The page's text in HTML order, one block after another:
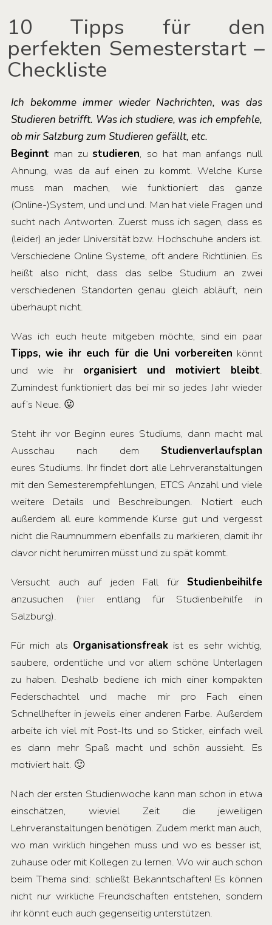
10 Tipps für den
perfekten Semesterstart –
Checkliste
Ich bekomme immer wieder Nachrichten, was das
Studieren betrifft. Was ich studiere, was ich empfehle,
ob mir Salzburg zum Studieren gefällt, etc.
Beginnt man zustudieren, so hat man anfangs null
Ahnung, was da auf einen zu kommt. Welche Kurse
muss man machen, wie funktioniert das ganze
(Online-)System, und und und. Man hat viele Fragen und
sucht nach Antworten. Zuerst muss ich sagen, dass es
(leider) an jeder Universität bzw. Hochschuhe anders ist.
Verschiedene Online Systeme, oft andere Richtlinien. Es
heißt also nicht, dass das selbe Studium an zwei
verschiedenen Standorten genau gleich abläuft, nein
überhaupt nicht.
Was ich euch heute mitgeben möchte, sind ein paar
Tipps, wie ihr euch für die Uni vorbereiten könnt
und wie ihr organisiert und motiviert bleibt.
Zumindest funktioniert das bei mir so jedes Jahr wieder
auf’s Neue. 😛
Steht ihr vor Beginn eures Studiums, dann macht mal
Ausschau nach dem Studienverlaufsplan
eures Studiums. Ihr findet dort alle Lehrveranstaltungen
mit den Semesterempfehlungen, ETCS Anzahl und viele
weitere Details und Beschreibungen. Notiert euch
außerdem all eure kommende Kurse gut und vergesst
nicht die Raumnummern ebenfalls zu markieren, damit ihr
davor nicht herumirren müsst und zu spät kommt.
Versucht auch auf jeden Fall für Studienbeihilfe
anzusuchen (hierentlang für Studienbeihilfe in
Salzburg).
Für mich als Organisationsfreakist es sehr wichtig,
saubere, ordentliche und vor allem schöne Unterlagen
zu haben. Deshalb bediene ich mich einer kompakten
Federschachtel und mache mir pro Fach einen
Schnellhefter in jeweils einer anderen Farbe. Außerdem
arbeite ich viel mit Post-Its und so Sticker, einfach weil
es dann mehr Spaß macht und schön aussieht. Es
motiviert halt. 🙂
Nach der ersten Studienwoche kann man schon in etwa
einschätzen, wieviel Zeit die jeweiligen
Lehrveranstaltungen benötigen. Zudem merkt man auch,
wo man wirklich hingehen muss und wo es besser ist,
zuhause oder mit Kollegen zu lernen. Wo wir auch schon
beim Thema sind: schließt Bekanntschaften! Es können
nicht nur wirkliche Freundschaften entstehen, sondern
ihr könnt euch auch gegenseitig unterstützen.